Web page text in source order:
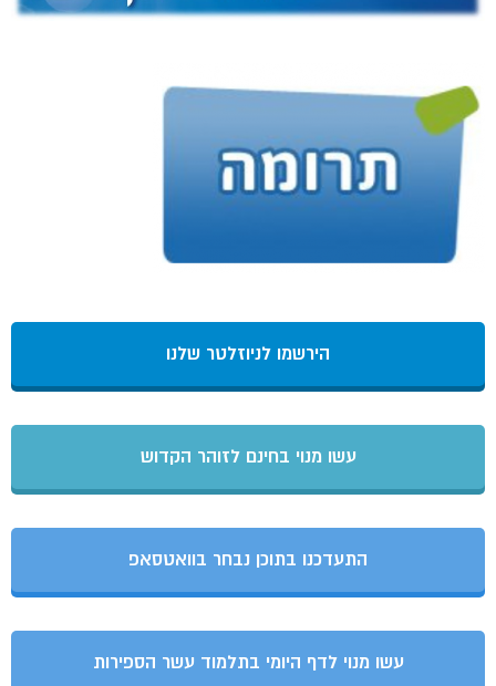
הירשמו לניוזלטר שלנו
עשו מנוי בחינם לזוהר הקדוש
התעדכנו בתוכן נבחר בוואטסאפ
עשו מנוי לדף היומי בתלמוד עשר הספירות